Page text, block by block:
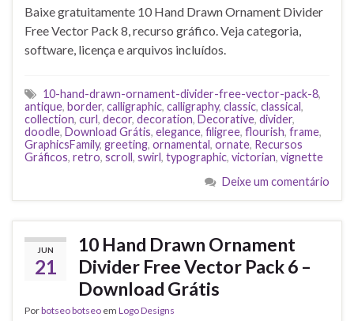
Baixe gratuitamente 10 Hand Drawn Ornament Divider
Free Vector Pack 8, recurso gráfico. Veja categoria,
software, licença e arquivos incluídos.
10-hand-drawn-ornament-divider-free-vector-pack-8,
antique, border, calligraphic, calligraphy, classic, classical,
collection, curl, decor, decoration, Decorative, divider,
doodle, Download Grátis, elegance, filigree, flourish, frame,
GraphicsFamily, greeting, ornamental, ornate, Recursos
Gráficos, retro, scroll, swirl, typographic, victorian, vignette
Deixe um comentário
JUN
21
10 Hand Drawn Ornament
Divider Free Vector Pack 6 –
Download Grátis
Porbotseo botseo em Logo Designs